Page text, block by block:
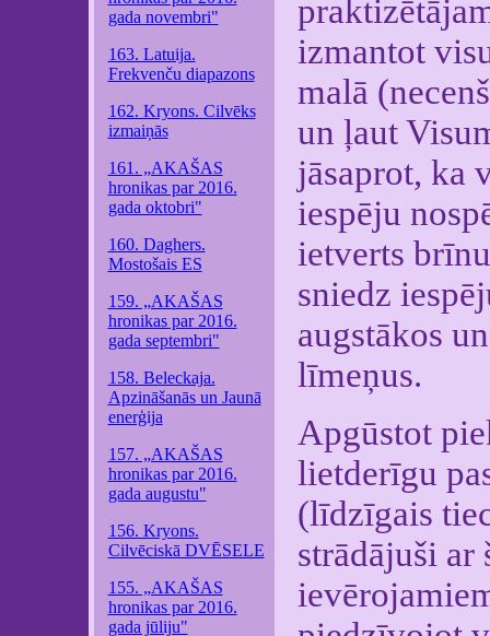
gada novembri"
163. Latuija.
Frekvenču diapazons
162. Kryons. Cilvēks
izmaiņās
161. „AKAŠAS
hronikas par 2016.
gada oktobri"
160. Daghers.
Mostošais ES
159. „AKAŠAS
hronikas par 2016.
gada septembri"
158. Beleckaja.
Apzināšanās un Jaunā
enerģija
157. „AKAŠAS
hronikas par 2016.
gada augustu"
156. Kryons.
Cilvēciskā DVĒSELE
155. „AKAŠAS
hronikas par 2016.
gada jūliju"
izmantot
malā
un ļaut
jāsaprot, ka
iespēju
ietverts
sniedz
augstākos
līmeņus.
Apgūstot
lietderīgu
(līdzīgais
strādājuši ar